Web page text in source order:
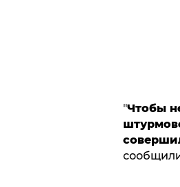
"Чтобы